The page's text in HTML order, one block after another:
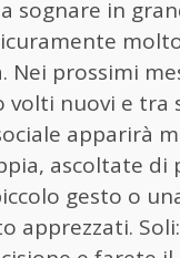
sognare in
Nei prossimi
volti nuovi e tra
apparirà
ascoltate di
gesto o
apprezzati.